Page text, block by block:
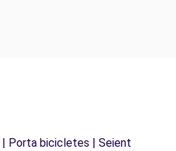
Porta bicicletes | Seient